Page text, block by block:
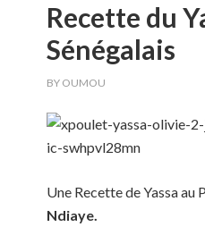
Recette du
Sénégalais
BY OUMOU
Une Recette de Yassa au
Ndiaye.